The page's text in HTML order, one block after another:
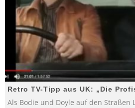
Retro TV-Tipp aus UK: „Die
Als Bodie und Doyle auf den Straßen